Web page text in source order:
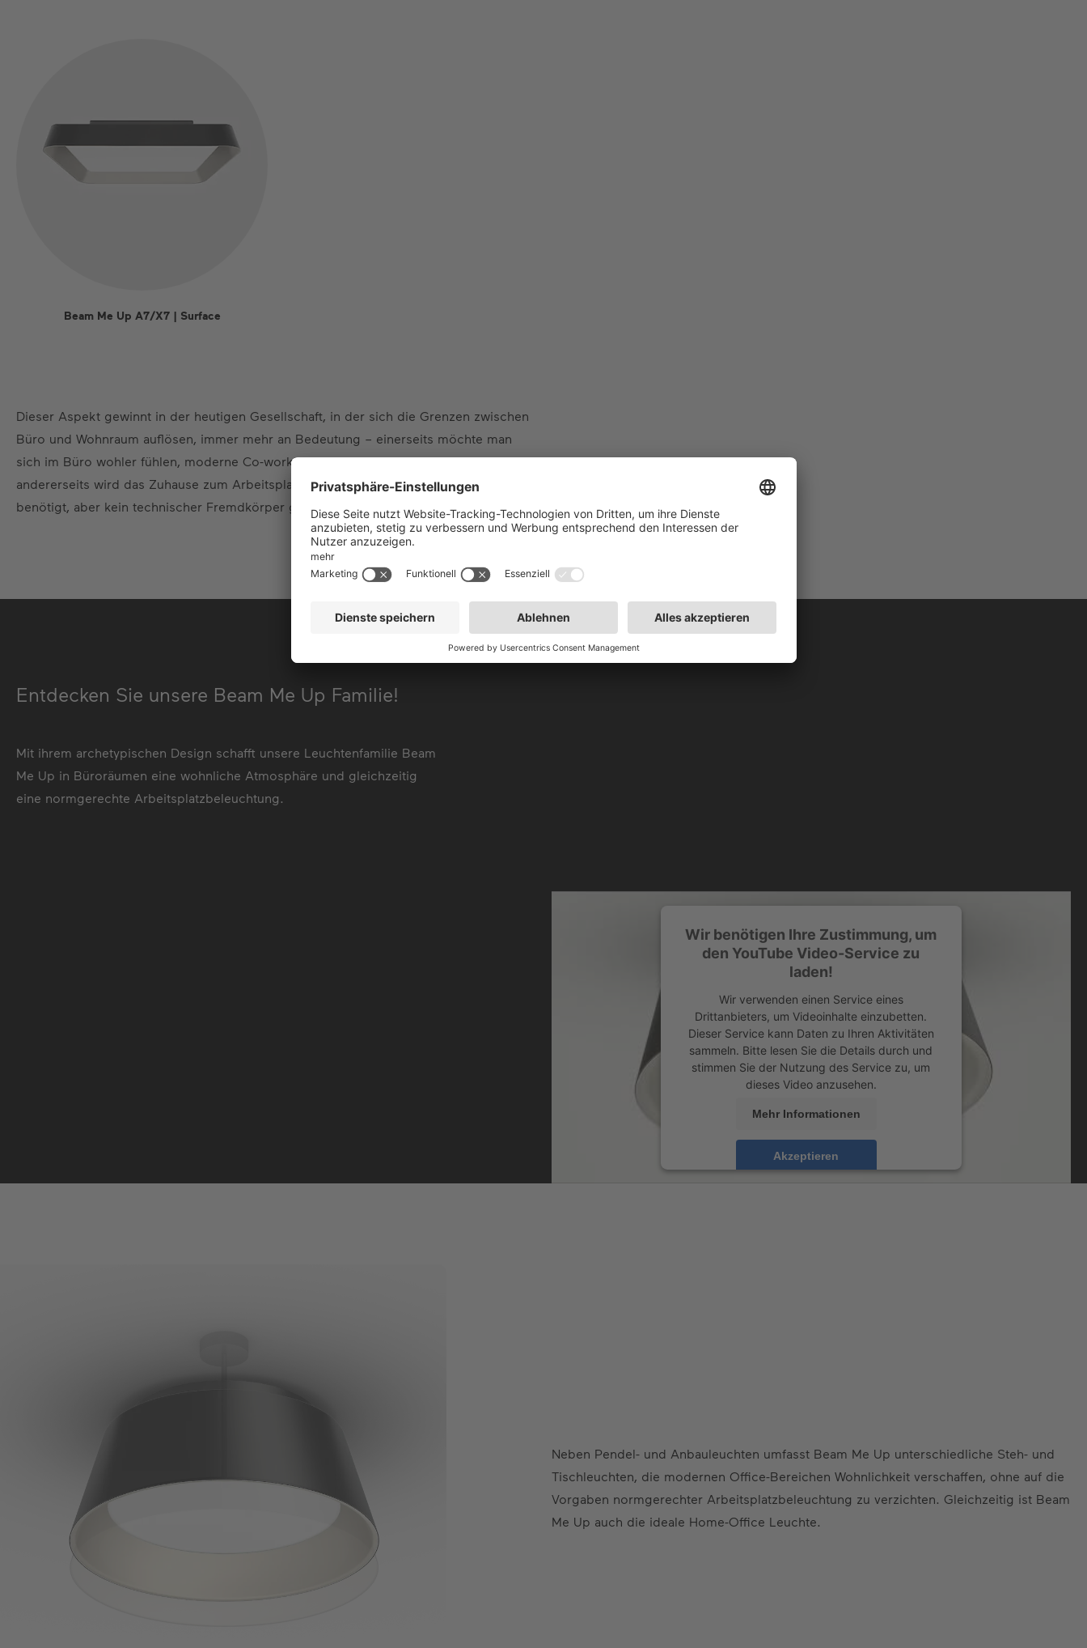
Beam Me Up A7/X7 | Surface
Dieser Aspekt gewinnt in der heutigen Gesellschaft, in der sich die Grenzen zwischen
Büro und Wohnraum auflösen, immer mehr an Bedeutung – einerseits möchte man
sich im Büro wohler fühlen, moderne Co-working spaces werden wohnlicher gestaltet,
andererseits wird das Zuhause zum Arbeitsplatz, wo ebenfalls professionelles Licht
benötigt, aber kein technischer Fremdkörper gewünscht wird.
Entdecken Sie unsere Beam Me Up Familie!
Mit ihrem archetypischen Design schafft unsere Leuchtenfamilie Beam
Me Up in Büroräumen eine wohnliche Atmosphäre und gleichzeitig
eine normgerechte Arbeitsplatzbeleuchtung.
Wir benötigen Ihre Zustimmung, um
den YouTube Video-Service zu
laden!
Wir verwenden einen Service eines
Drittanbieters, um Videoinhalte einzubetten.
Dieser Service kann Daten zu Ihren Aktivitäten
sammeln. Bitte lesen Sie die Details durch und
stimmen Sie der Nutzung des Service zu, um
dieses Video anzusehen.
Mehr Informationen
Akzeptieren
Neben Pendel- und Anbauleuchten umfasst Beam Me Up unterschiedliche Steh- und
Tischleuchten, die modernen Office-Bereichen Wohnlichkeit verschaffen, ohne auf die
Vorgaben normgerechter Arbeitsplatzbeleuchtung zu verzichten. Gleichzeitig ist Beam
Me Up auch die ideale Home-Office Leuchte.